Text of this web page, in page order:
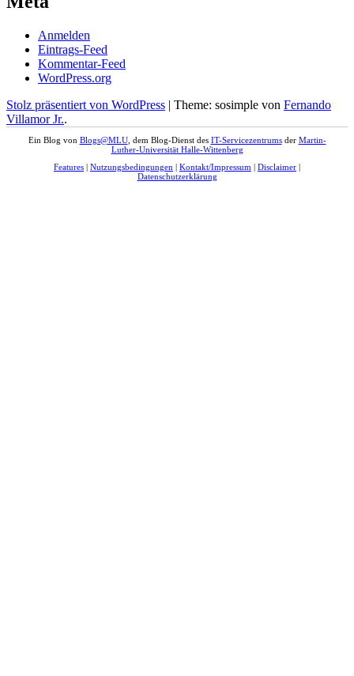
Anmelden
Eintrags-Feed
Kommentar-Feed
WordPress.org
Stolz präsentiert von WordPress | Theme: sosimple von Fernando
Villamor Jr..
Ein Blog von Blogs@MLU, dem Blog-Dienst des IT-Servicezentrumsder Martin-
Luther-Universität Halle-Wittenberg
Features | Nutzungsbedingungen | Kontakt/Impressum | Disclaimer |
Datenschutzerklärung